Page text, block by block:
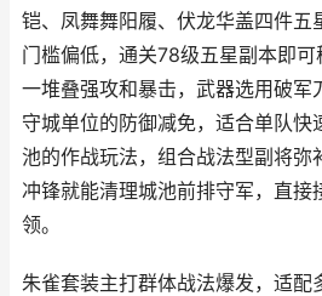
铠、凤舞舞阳履、伏龙华盖四件五
门槛偏低，通关78级五星副本即
一堆叠强攻和暴击，武器选用破军
守城单位的防御减免，适合单队快
池的作战玩法，组合战法型副将弥
冲锋就能清理城池前排守军，直接
领。
朱雀套装主打群体战法爆发，适配